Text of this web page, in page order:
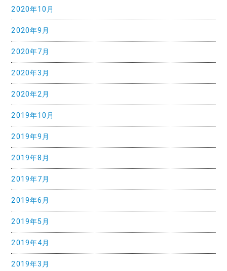
2020年10月
2020年9月
2020年7月
2020年3月
2020年2月
2019年10月
2019年9月
2019年8月
2019年7月
2019年6月
2019年5月
2019年4月
2019年3月